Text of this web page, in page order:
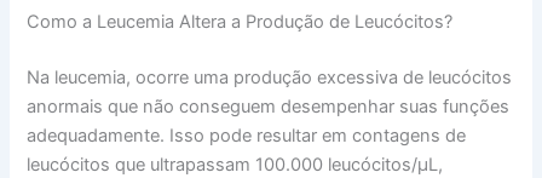
Como a Leucemia Altera a Produção de Leucócitos?
Na leucemia, ocorre uma produção excessiva de leucócitos
anormais que não conseguem desempenhar suas funções
adequadamente. Isso pode resultar em contagens de
leucócitos que ultrapassam 100.000 leucócitos/µL,